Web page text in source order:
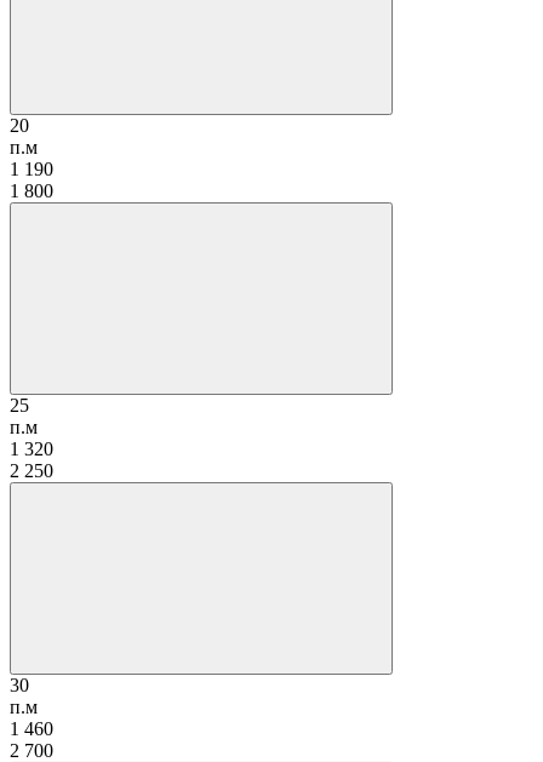
20
п.м
1 190
1 800
25
п.м
1 320
2 250
30
п.м
1 460
2 700